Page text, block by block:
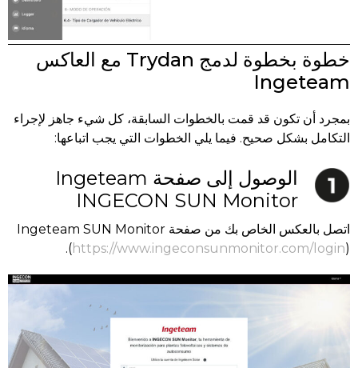
خطوة بخطوة لدمج Trydan مع العاكس
Ingeteam
بمجرد أن تكون قد قمت بالخطوات السابقة، كل شيء جاهز لإجراء
التكامل بشكل صحيح. فيما يلي الخطوات التي يجب اتباعها:
الوصول إلى صفحة Ingeteam
INGECON SUN Monitor
اتصل بالعكس الخاص بك من صفحة Ingeteam SUN Monitor
(https://www.ingeconsunmonitor.com/login).